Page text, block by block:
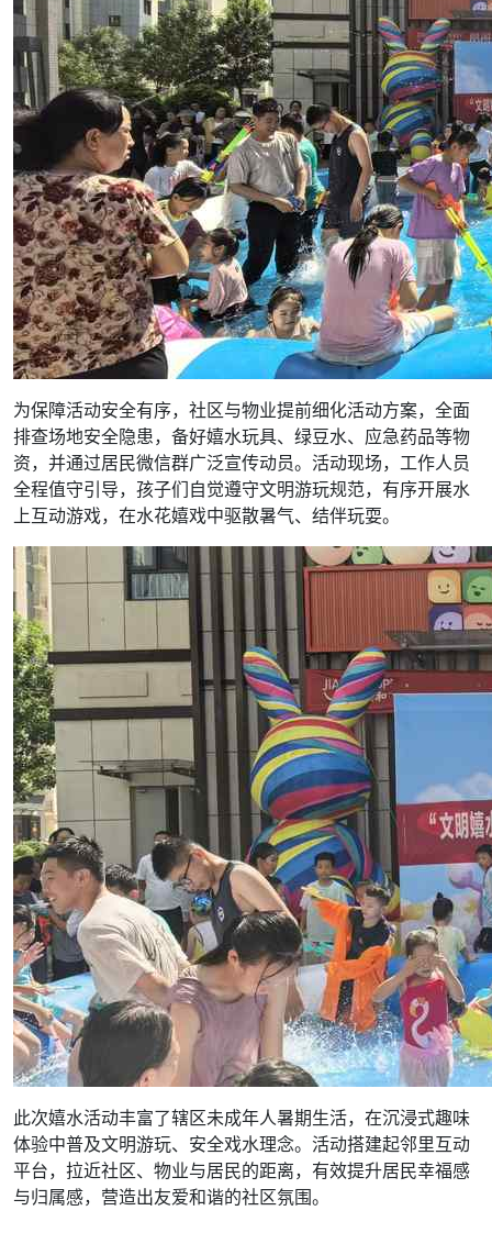
为保障活动安全有序，社区与物业提前细化活动方案，全面
排查场地安全隐患，备好嬉水玩具、绿豆水、应急药品等物
资，并通过居民微信群广泛宣传动员。活动现场，工作人员
全程值守引导，孩子们自觉遵守文明游玩规范，有序开展水
上互动游戏，在水花嬉戏中驱散暑气、结伴玩耍。
此次嬉水活动丰富了辖区未成年人暑期生活，在沉浸式趣味
体验中普及文明游玩、安全戏水理念。活动搭建起邻里互动
平台，拉近社区、物业与居民的距离，有效提升居民幸福感
与归属感，营造出友爱和谐的社区氛围。